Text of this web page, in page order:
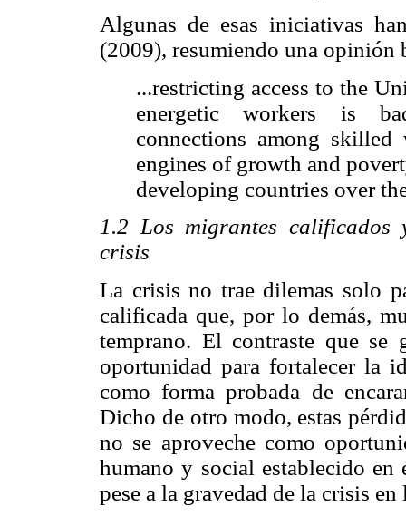
Algunas de esas iniciativas
(2009), resumiendo una opinión
...restricting access to the
energetic workers is
connections among
engines of growth and
developing countries over
1.2 Los migrantes calificados
crisis
La crisis no trae dilemas solo
calificada que, por lo demás,
temprano. El contraste que se
oportunidad para fortalecer la
como forma probada de
Dicho de otro modo, estas
no se aproveche como
humano y social establecido
pese a la gravedad de la crisis